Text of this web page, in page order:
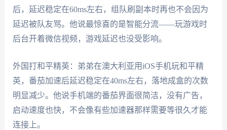
后，延迟稳定在60ms左右，组队刷副本时再也不会因为
延迟被队友骂。他说最惊喜的是智能分流——玩游戏时
后台开着微信视频，游戏延迟也没受影响。
外国打和平精英：弟弟在澳大利亚用iOS手机玩和平精
英，番茄加速后延迟稳定在40ms左右，落地成盒的次数
明显减少。他说手机端的番茄界面很简洁，没有广告，
启动速度也快，不会像有些加速器那样需要等很久才能
连接上。